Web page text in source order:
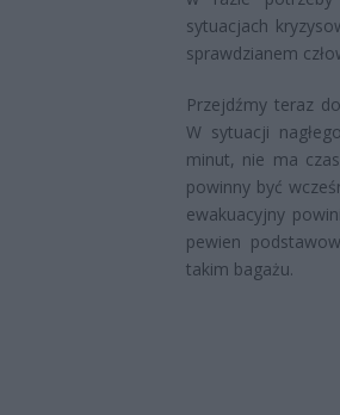
sytuacjach
sprawdzianem
Przejdźmy teraz
W sytuacji
minut, nie ma
powinny być
ewakuacyjny
pewien
takim bagażu.